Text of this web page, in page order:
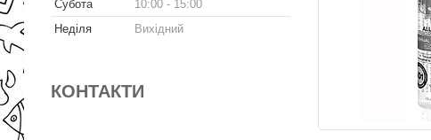
Субота
10:00
15:00
Неділя
Вихідний
КОНТАКТИ